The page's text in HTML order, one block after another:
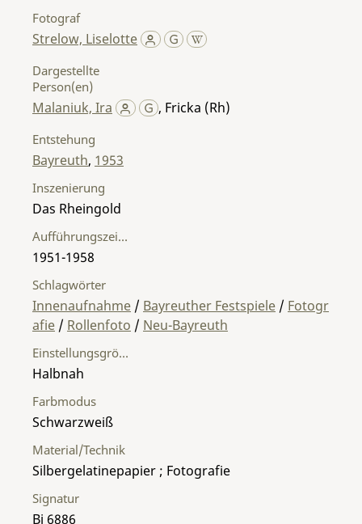
Fotograf
Strelow, Liselotte
Dargestellte
Person(en)
Malaniuk, Ira , Fricka (Rh)
Entstehung
Bayreuth, 1953
Material/Technik
Silbergelatinepapier ; Fotografie
Einstellungsgröße
Halbnah
Farbmodus
Schwarzweiß
Inszenierung
Das Rheingold
Aufführungszeitraum
1951-1958
Signatur
Bi 6886
Schlagwörter
Innenaufnahme / Bayreuther Festspiele / Fotogr
afie / Rollenfoto / Neu-Bayreuth